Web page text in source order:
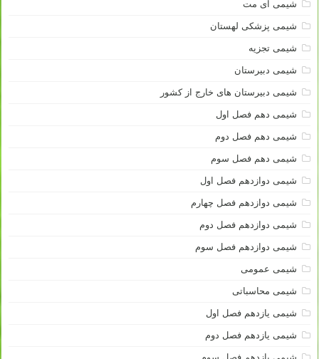
شیمی آی مت
شیمی پزشکی لهستان
شیمی تجزیه
شیمی دبیرستان
شیمی دبیرستان های خارج از کشور
شیمی دهم فصل اول
شیمی دهم فصل دوم
شیمی دهم فصل سوم
شیمی دوازدهم فصل اول
شیمی دوازدهم فصل چهارم
شیمی دوازدهم فصل دوم
شیمی دوازدهم فصل سوم
شیمی عمومی
شیمی محاسباتی
شیمی یازدهم فصل اول
شیمی یازدهم فصل دوم